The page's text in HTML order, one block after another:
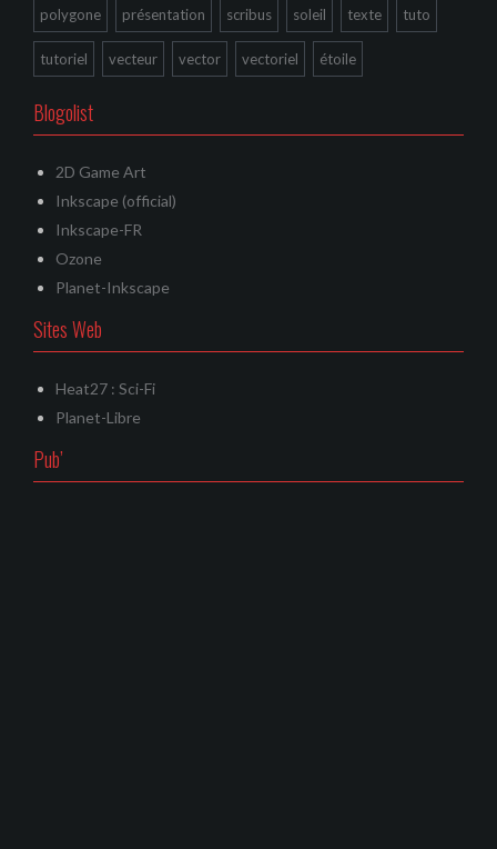
polygone présentation scribus soleil texte tuto
tutoriel vecteur vector vectoriel étoile
Blogolist
2D Game Art
Inkscape (official)
Inkscape-FR
Ozone
Planet-Inkscape
Sites Web
Heat27 : Sci-Fi
Planet-Libre
Pub’